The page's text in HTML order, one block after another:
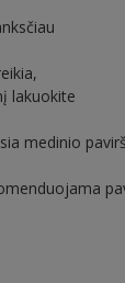
lakuokite
medinio